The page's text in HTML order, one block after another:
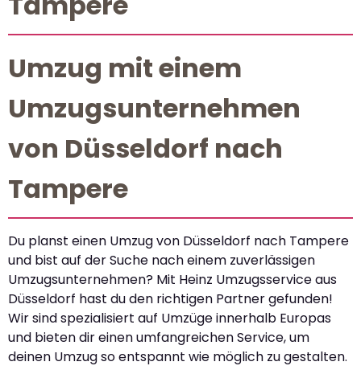
Umzug mit einem
Umzugsunternehmen
von Düsseldorf nach
Tampere
Du planst einen Umzug von Düsseldorf nach Tampere
und bist auf der Suche nach einem zuverlässigen
Umzugsunternehmen? Mit Heinz Umzugsservice aus
Düsseldorf hast du den richtigen Partner gefunden!
Wir sind spezialisiert auf Umzüge innerhalb Europas
und bieten dir einen umfangreichen Service, um
deinen Umzug so entspannt wie möglich zu gestalten.